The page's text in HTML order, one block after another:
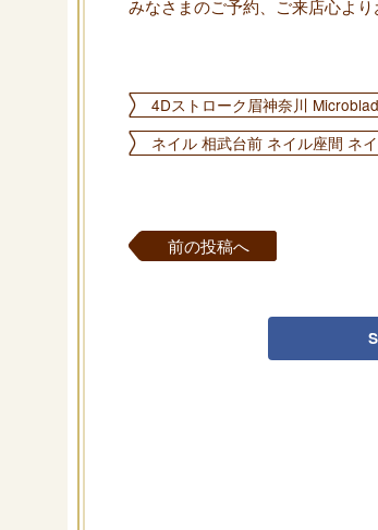
みなさまのご予約、ご来店心よ
4Dストローク眉神奈川
ネイル 相武台前 ネイル座間 ネ
前の投稿へ